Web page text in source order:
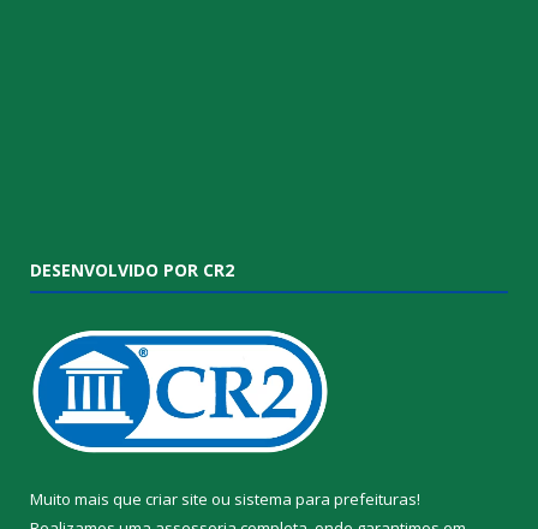
DESENVOLVIDO POR CR2
Muito mais que criar site ou sistema para prefeituras!